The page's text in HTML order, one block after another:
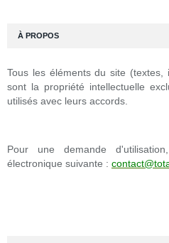
À PROPOS
Tous les éléments du site (textes,
sont la propriété intellectuelle
utilisés avec leurs accords.
Pour une demande
électronique suivante :